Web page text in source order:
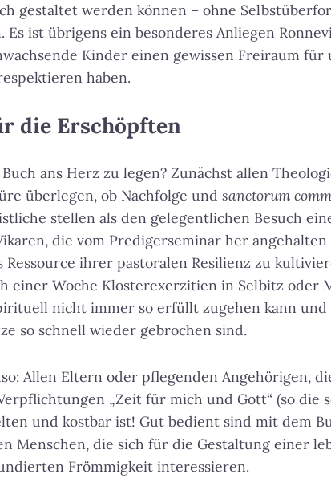
gestaltet werden können – ohne
Es ist übrigens ein besonderes Anliegen
Kinder einen gewissen Freiraum
haben.
die Erschöpften
ans Herz zu legen? Zunächst allen
überlegen, ob Nachfolge und sanctorum
stellen als den gelegentlichen Besuch
die vom Predigerseminar her
Ressource ihrer pastoralen Resilienz zu
einer Woche Klosterexerzitien in Selbitz oder
nicht immer so erfüllt zugehen kann
so schnell wieder gebrochen sind.
Allen Eltern oder pflegenden Angehörigen,
„Zeit für mich und Gott“ (so die
und kostbar ist! Gut bedient sind mit dem
Menschen, die sich für die Gestaltung einer
Frömmigkeit interessieren.